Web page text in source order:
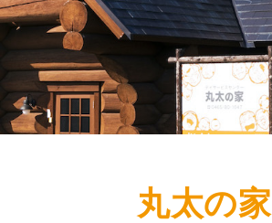
丸太の家